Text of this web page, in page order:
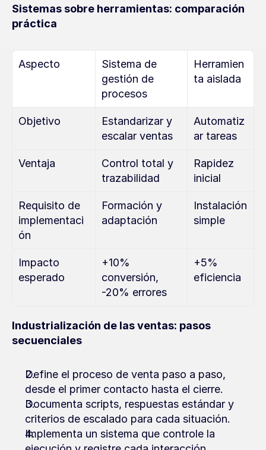
Sistemas sobre herramientas: comparación
práctica
Aspecto
Sistema de
gestión de
procesos
Herramien
ta aislada
Objetivo
Estandarizar y
escalar ventas
Automatiz
ar tareas
Ventaja
Control total y
trazabilidad
Rapidez
inicial
Requisito de
implementaci
ón
Formación y
adaptación
Instalación
simple
Impacto
esperado
+10%
conversión,
-20% errores
+5%
eficiencia
Industrialización de las ventas: pasos
secuenciales
Define el proceso de venta paso a paso,
desde el primer contacto hasta el cierre.
Documenta scripts, respuestas estándar y
criterios de escalado para cada situación.
Implementa un sistema que controle la